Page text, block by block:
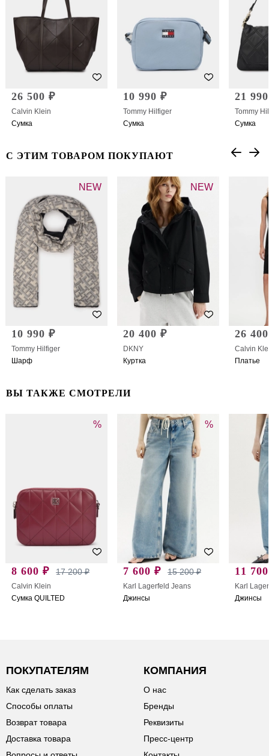
26 500 ₽
Calvin Klein
Сумка
10 990 ₽
Tommy Hilfiger
Сумка
21
Tommy
Сумка
С ЭТИМ ТОВАРОМ ПОКУПАЮТ
NEW
10 990 ₽
Tommy Hilfiger
Шарф
NEW
20 400 ₽
DKNY
Куртка
26
Calvin
Платье
ВЫ ТАКЖЕ СМОТРЕЛИ
%
8 600 ₽ 17 200 ₽
Calvin Klein
Сумка QUILTED
%
7 600 ₽ 15 200 ₽
Karl Lagerfeld Jeans
Джинсы
11
Karl
Джинсы
ПОКУПАТЕЛЯМ
Как сделать заказ
Способы оплаты
Возврат товара
Доставка товара
КОМПАНИЯ
О нас
Бренды
Реквизиты
Пресс-центр